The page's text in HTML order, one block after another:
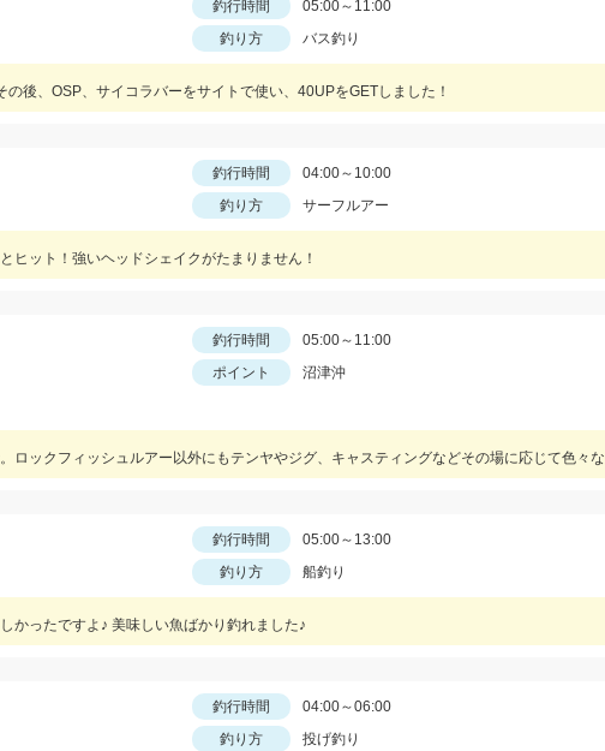
釣行時間
05:00～11:00
釣り方 バス釣り
後、OSP、サイコラバーをサイトで使い、40UPをGETしました！
釣行時間
04:00～10:00
釣り方 サーフルアー
ヒット！強いヘッドシェイクがたまりません！
釣行時間
05:00～11:00
ポイント
沼津沖
釣行時間
05:00～13:00
釣り方 船釣り
かったですよ♪ 美味しい魚ばかり釣れました♪
釣行時間
04:00～06:00
釣り方 投げ釣り